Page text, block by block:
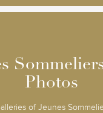
Photos
of Jeunes
Photos